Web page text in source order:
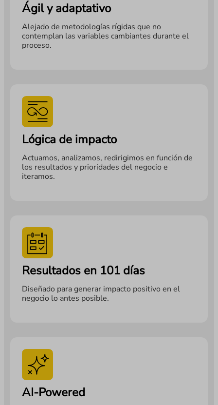
Ágil y adaptativo
Alejado de metodologías rígidas que no
contemplan las variables cambiantes durante el
proceso.
Lógica de impacto
Actuamos, analizamos, redirigimos en función de
los resultados y prioridades del negocio e
iteramos.
Resultados en 101 días
Diseñado para generar impacto positivo en el
negocio lo antes posible.
AI-Powered